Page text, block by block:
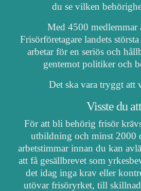
du se vilken
Med 4500 medlemmar
Frisörföretagare landets
arbetar för en seriös och
gentemot politiker och
Det ska vara tryggt att
Visste du
För att bli behörig frisör
utbildning och minst 2000
arbetstimmar innan du kan
att få gesällbrevet som
det idag inga krav eller
utövar frisöryrket, till